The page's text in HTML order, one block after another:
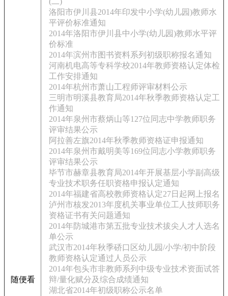
随便看
洛阳市伊川县2014年印发中小学(幼儿园)教师水
平评价标准通知
2014年洛阳市伊川县中小学(幼儿园)教师水平评
价标准
2014年滨州市图书资料系列初级职称报名通知
河南机电高等专科学校2014年教师资格认定体检
工作安排通知
2014年杭州市萧山工程师评审材料公示
三明市明溪县教育局2014年秋季教师资格认定工
作通知
2014年泉州市蔡炳山等127位同志中学教师职务
评审结果公示
阿拉善左旗2014年秋季教师资格证申报通知
2014年泉州市戴明美等169位同志小学教师职务
评审结果公示
毕节市赫章县教育局2014年开展基层小学副高级
专业技术职务任职资格申报认定通知
2014年福建省高校教师资格认定27日起网上报名
泸州市核发2013年度机关事业单位工人技师职务
资格证书有关问题通知
2014年防城港市第五批专业技术拔尖人才人选名
单公示
武汉市2014年秋季硚口区幼儿园/小学/初中阶段
教师资格认定通过人员公示
2014年包头市非教师系列中级专业技术资面试答
辩/量化赋分及综合成绩通知
湖北省2014年初级职称公示名单